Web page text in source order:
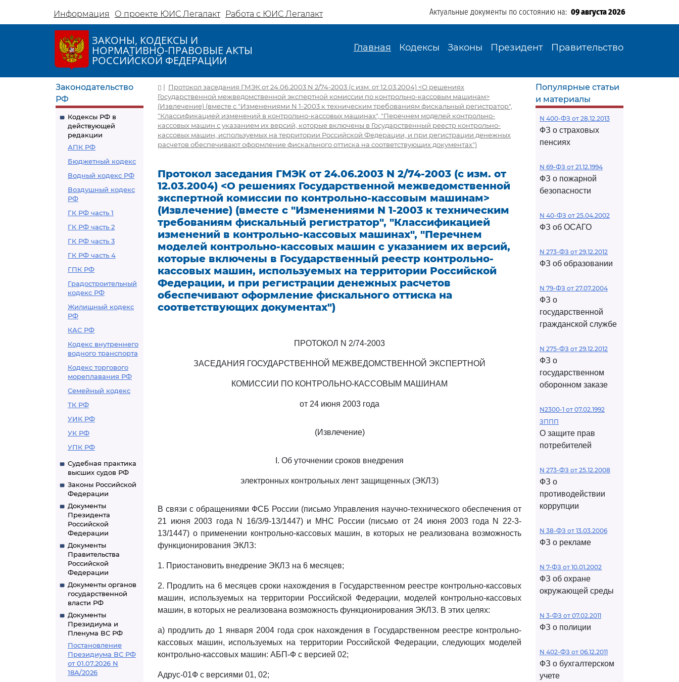
Информация О проекте ЮИС Легалакт Работа с ЮИС Легалакт Актуальные документы по состоянию на: 09 августа 2026
ЗАКОНЫ, КОДЕКСЫ И
НОРМАТИВНО-ПРАВОВЫЕ АКТЫ
РОССИЙСКОЙ ФЕДЕРАЦИИ
Главная Кодексы Законы Президент Правительство
Законодательство
РФ
Кодексы РФ в
действующей
редакции
АПК РФ
Бюджетный кодекс
Водный кодекс РФ
Воздушный кодекс
РФ
ГК РФ часть 1
ГК РФ часть 2
ГК РФ часть 3
ГК РФ часть 4
ГПК РФ
Градостроительный
кодекс РФ
Жилищный кодекс
РФ
КАС РФ
Кодекс внутреннего
водного транспорта
Кодекс торгового
мореплавания РФ
Семейный кодекс
ТК РФ
УИК РФ
УК РФ
УПК РФ
Судебная практика
высших судов РФ
Законы Российской
Федерации
Документы
Президента
Российской
Федерации
Документы
Правительства
Российской
Федерации
Документы органов
государственной
власти РФ
Документы
Президиума и
Пленума ВС РФ
Постановление
Президиума ВС РФ
от 01.07.2026 N
18А/2026
| Протокол заседания ГМЭК от 24.06.2003 N 2/74-2003 (с изм. от 12.03.2004) <О решениях
Государственной межведомственной экспертной комиссии по контрольно-кассовым машинам>
(Извлечение) (вместе с "Изменениями N 1-2003 к техническим требованиям фискальный регистратор",
"Классификацией изменений в контрольно-кассовых машинах", "Перечнем моделей контрольно-
кассовых машин с указанием их версий, которые включены в Государственный реестр контрольно-
кассовых машин, используемых на территории Российской Федерации, и при регистрации денежных
расчетов обеспечивают оформление фискального оттиска на соответствующих документах")
Протокол заседания ГМЭК от 24.06.2003 N 2/74-2003 (с изм. от
12.03.2004) <О решениях Государственной межведомственной
экспертной комиссии по контрольно-кассовым машинам>
(Извлечение) (вместе с "Изменениями N 1-2003 к техническим
требованиям фискальный регистратор", "Классификацией
изменений в контрольно-кассовых машинах", "Перечнем
моделей контрольно-кассовых машин с указанием их версий,
которые включены в Государственный реестр контрольно-
кассовых машин, используемых на территории Российской
Федерации, и при регистрации денежных расчетов
обеспечивают оформление фискального оттиска на
соответствующих документах")
ПРОТОКОЛ N 2/74-2003
ЗАСЕДАНИЯ ГОСУДАРСТВЕННОЙ МЕЖВЕДОМСТВЕННОЙ ЭКСПЕРТНОЙ
КОМИССИИ ПО КОНТРОЛЬНО-КАССОВЫМ МАШИНАМ
от 24 июня 2003 года
(Извлечение)
I. Об уточнении сроков внедрения
электронных контрольных лент защищенных (ЭКЛЗ)
В связи с обращениями ФСБ России (письмо Управления научно-технического обеспечения от
21 июня 2003 года N 16/3/9-13/1447) и МНС России (письмо от 24 июня 2003 года N 22-3-
13/1447) о применении контрольно-кассовых машин, в которых не реализована возможность
функционирования ЭКЛЗ:
1. Приостановить внедрение ЭКЛЗ на 6 месяцев;
2. Продлить на 6 месяцев сроки нахождения в Государственном реестре контрольно-кассовых
машин, используемых на территории Российской Федерации, моделей контрольно-кассовых
машин, в которых не реализована возможность функционирования ЭКЛЗ. В этих целях:
а) продлить до 1 января 2004 года срок нахождения в Государственном реестре контрольно-
кассовых машин, используемых на территории Российской Федерации, следующих моделей
контрольно-кассовых машин: АБП-Ф с версией 02;
Адрус-01Ф с версиями 01, 02;
Популярные статьи
и материалы
N 400-ФЗ от 28.12.2013
ФЗ о страховых
пенсиях
N 69-ФЗ от 21.12.1994
ФЗ о пожарной
безопасности
N 40-ФЗ от 25.04.2002
ФЗ об ОСАГО
N 273-ФЗ от 29.12.2012
ФЗ об образовании
N 79-ФЗ от 27.07.2004
ФЗ о
государственной
гражданской службе
N 275-ФЗ от 29.12.2012
ФЗ о
государственном
оборонном заказе
N2300-1 от 07.02.1992
ЗППП
О защите прав
потребителей
N 273-ФЗ от 25.12.2008
ФЗ о
противодействии
коррупции
N 38-ФЗ от 13.03.2006
ФЗ о рекламе
N 7-ФЗ от 10.01.2002
ФЗ об охране
окружающей среды
N 3-ФЗ от 07.02.2011
ФЗ о полиции
N 402-ФЗ от 06.12.2011
ФЗ о бухгалтерском
учете